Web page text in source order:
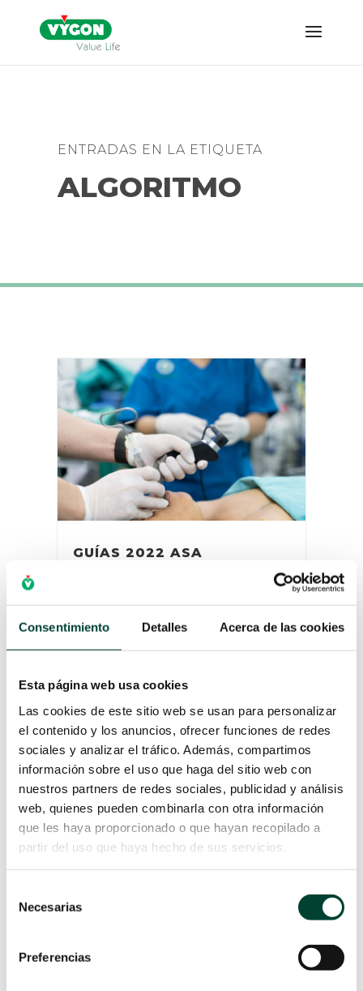
Consentimiento Detalles Acerca de las cookies
Esta página web usa cookies
Las cookies de este sitio web se usan para personalizar
el contenido y los anuncios, ofrecer funciones de redes
sociales y analizar el tráfico. Además, compartimos
información sobre el uso que haga del sitio web con
nuestros partners de redes sociales, publicidad y análisis
web, quienes pueden combinarla con otra información
que les haya proporcionado o que hayan recopilado a
partir del uso que haya hecho de sus servicios.
Necesarias
Preferencias
ENTRADAS EN LA ETIQUETA
ALGORITMO
GUÍAS 2022 ASA
(SOCIEDAD AMERICANA DE
ANESTESIÓLOGOS) SOBRE
porCampus Vygon|9 Mar 2022
La vía aérea difícil es uno de los
constate desafío para los
anestesiólogos y su tratamiento es
una de las labores de mayor
exigencia al suponer un alto riesgo.
Las guías y algoritmo se vuelven
clave en la preservación de la
seguridad del paciente, al abordar
esta temática y recomendar planes
específicos respecto al abordaje de
LEER MÁS